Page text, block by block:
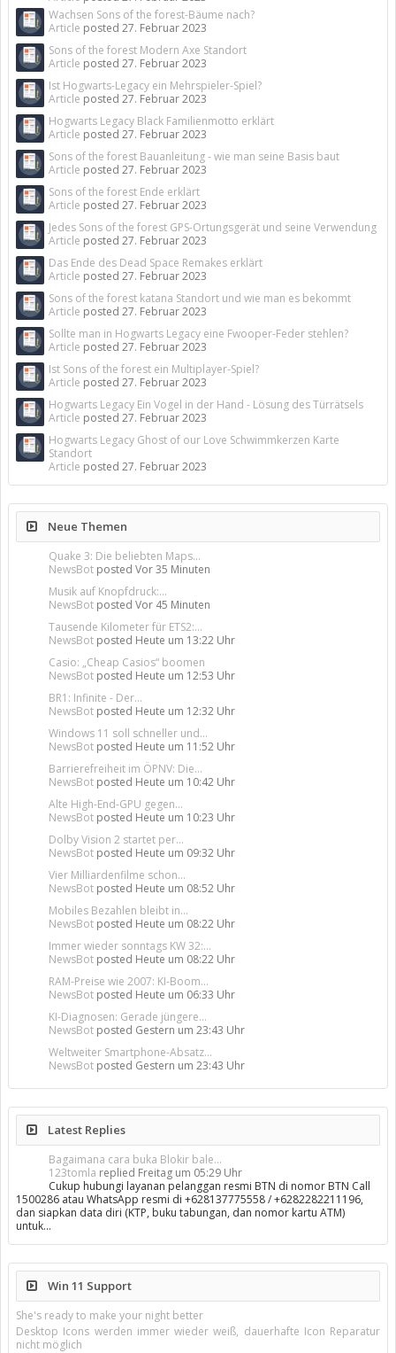
Wachsen Sons of the forest-Bäume nach?
Article posted 27. Februar 2023
Sons of the forest Modern Axe Standort
Article posted 27. Februar 2023
Ist Hogwarts-Legacy ein Mehrspieler-Spiel?
Article posted 27. Februar 2023
Hogwarts Legacy Black Familienmotto erklärt
Article posted 27. Februar 2023
Sons of the forest Bauanleitung - wie man seine Basis baut
Article posted 27. Februar 2023
Sons of the forest Ende erklärt
Article posted 27. Februar 2023
Jedes Sons of the forest GPS-Ortungsgerät und seine Verwendung
Article posted 27. Februar 2023
Das Ende des Dead Space Remakes erklärt
Article posted 27. Februar 2023
Sons of the forest katana Standort und wie man es bekommt
Article posted 27. Februar 2023
Sollte man in Hogwarts Legacy eine Fwooper-Feder stehlen?
Article posted 27. Februar 2023
Ist Sons of the forest ein Multiplayer-Spiel?
Article posted 27. Februar 2023
Hogwarts Legacy Ein Vogel in der Hand - Lösung des Türrätsels
Article posted 27. Februar 2023
Hogwarts Legacy Ghost of our Love Schwimmkerzen Karte
Standort
Article posted 27. Februar 2023
Neue Themen
Quake 3: Die beliebten Maps...
NewsBot posted Vor 35 Minuten
Musik auf Knopfdruck:...
NewsBot posted Vor 45 Minuten
Tausende Kilometer für ETS2:...
NewsBot posted Heute um 13:22 Uhr
Casio: „Cheap Casios“ boomen
NewsBot posted Heute um 12:53 Uhr
BR1: Infinite - Der...
NewsBot posted Heute um 12:32 Uhr
Windows 11 soll schneller und...
NewsBot posted Heute um 11:52 Uhr
Barrierefreiheit im ÖPNV: Die...
NewsBot posted Heute um 10:42 Uhr
Alte High-End-GPU gegen...
NewsBot posted Heute um 10:23 Uhr
Dolby Vision 2 startet per...
NewsBot posted Heute um 09:32 Uhr
Vier Milliardenfilme schon...
NewsBot posted Heute um 08:52 Uhr
Mobiles Bezahlen bleibt in...
NewsBot posted Heute um 08:22 Uhr
Immer wieder sonntags KW 32:...
NewsBot posted Heute um 08:22 Uhr
RAM-Preise wie 2007: KI-Boom...
NewsBot posted Heute um 06:33 Uhr
KI-Diagnosen: Gerade jüngere...
NewsBot posted Gestern um 23:43 Uhr
Weltweiter Smartphone-Absatz...
NewsBot posted Gestern um 23:43 Uhr
Latest Replies
Bagaimana cara buka Blokir bale...
123tomla replied Freitag um 05:29 Uhr
Cukup hubungi layanan pelanggan resmi BTN di nomor BTN Call
1500286 atau WhatsApp resmi di +628137775558 / +6282282211196,
dan siapkan data diri (KTP, buku tabungan, dan nomor kartu ATM)
untuk…
Win 11 Support
She's ready to make your night better
Desktop Icons werden immer wieder weiß, dauerhafte Icon Reparatur
nicht möglich